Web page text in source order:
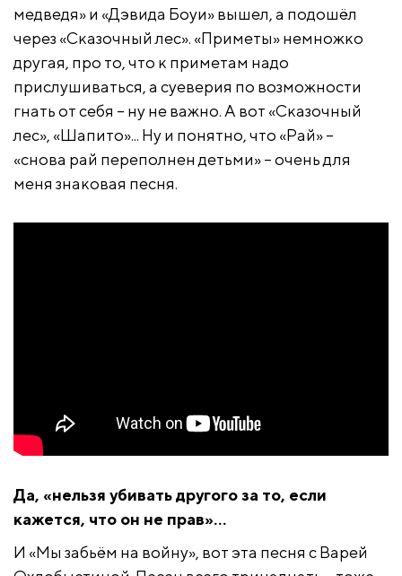
медведя» и «Дэвида Боуи» вышел, а подошёл
через «Сказочный лес». «Приметы» немножко
другая, про то, что к приметам надо
прислушиваться, а суеверия по возможности
гнать от себя – ну не важно. А вот «Сказочный
лес», «Шапито»... Ну и понятно, что «Рай» –
«снова рай переполнен детьми» – очень для
меня знаковая песня.
Да, «нельзя убивать другого за то, если
кажется, что он не прав»…
И «Мы забьём на войну», вот эта песня с Варей